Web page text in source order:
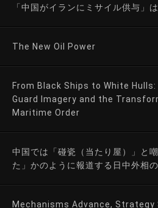
「中国がイランにミサイル供与」
The New Oil Power
From Black Ships to White
Guard Imagery and the
Maritime Order
中国では「碰瓷（当たり屋）」と
た」かのように報道する日中外相
Mechanisms Advance,